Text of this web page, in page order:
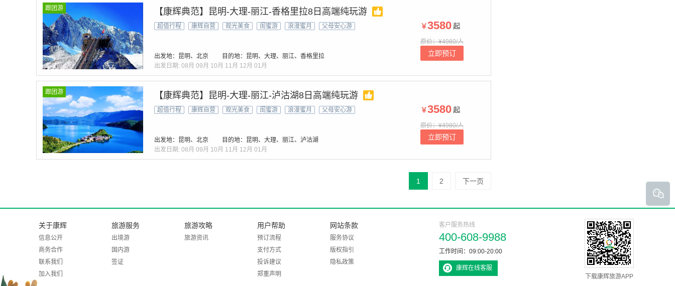
跟团游 【康辉典范】昆明-大理-丽江-香格里拉8日高端纯玩游
超值行程 康辉自营 观光美食 闺蜜游 浪漫蜜月 父母安心游
出发地：昆明、北京
目的地：昆明、大理、丽江、香格里拉
出发日期: 08月 09月 10月 11月 12月 01月
￥3580起
原价：¥4980/人
立即预订
跟团游 【康辉典范】昆明-大理-丽江-泸沽湖8日高端纯玩游
超值行程 康辉自营 观光美食 闺蜜游 浪漫蜜月 父母安心游
出发地：昆明、北京
目的地：昆明、大理、丽江、泸沽湖
出发日期: 08月 09月 10月 11月 12月 01月
￥3580起
原价：¥4980/人
立即预订
1 2 下一页
关于康辉
信息公开
商务合作
联系我们
加入我们
旅游服务
出境游
国内游
签证
旅游攻略
旅游资讯
用户帮助
预订流程
支付方式
投诉建议
郑重声明
网站条款
服务协议
版权指引
隐私政策
下载康辉旅游APP
客户服务热线
400-608-9988
工作时间：09:00-20:00
康辉在线客服